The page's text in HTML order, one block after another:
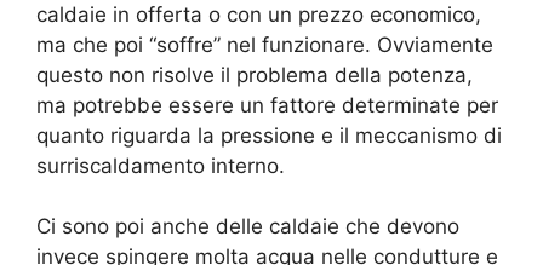
caldaie in offerta o con un prezzo economico,
ma che poi “soffre” nel funzionare. Ovviamente
questo non risolve il problema della potenza,
ma potrebbe essere un fattore determinate per
quanto riguarda la pressione e il meccanismo di
surriscaldamento interno.
Ci sono poi anche delle caldaie che devono
invece spingere molta acqua nelle condutture e